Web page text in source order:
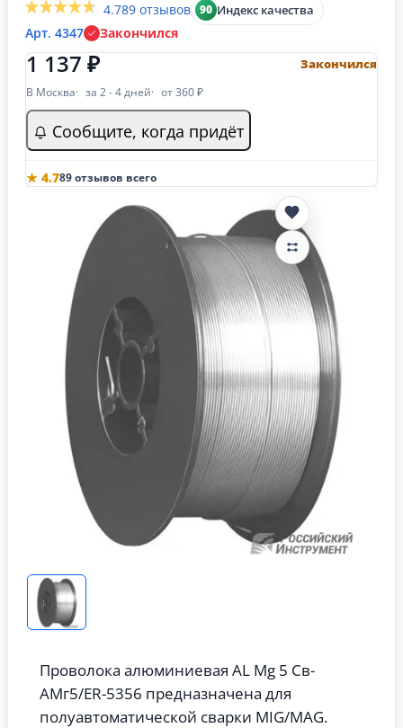
4.789 отзывов 90 Индекс качества
Арт. 4347 Закончился
1 137 ₽ Закончился
В Москва за 2 - 4 дней от 360 ₽
Сообщите, когда придёт
★ 4.789 отзывов всего
Проволока алюминиевая AL Mg 5 Св-
АМг5/ER-5356 предназначена для
полуавтоматической сварки MIG/MAG.